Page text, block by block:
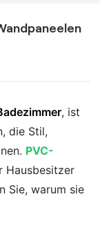
, ist
die Stil,
PVC-
Hausbesitzer
Sie, warum sie